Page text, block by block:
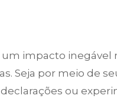
impacto inegável
Seja por meio de
ou